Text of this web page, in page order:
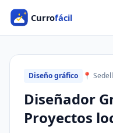
Diseño gráfico 📍
Diseñador
Proyectos